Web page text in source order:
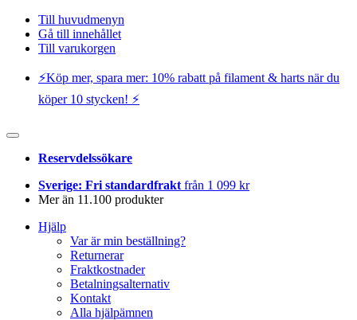
Till huvudmenyn
Gå till innehållet
Till varukorgen
⚡️Köp mer, spara mer: 10% rabatt på filament & harts när du
köper 10 stycken! ⚡️
Reservdelssökare
Sverige: Fri standardfrakt från 1 099 kr
Mer än 11.100 produkter
Hjälp
Var är min beställning?
Returnerar
Fraktkostnader
Betalningsalternativ
Kontakt
Alla hjälpämnen